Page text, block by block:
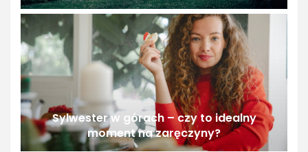
Sylwester w górach – czy to idealny
moment na zaręczyny?